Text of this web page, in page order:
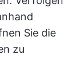
Sie die
zu